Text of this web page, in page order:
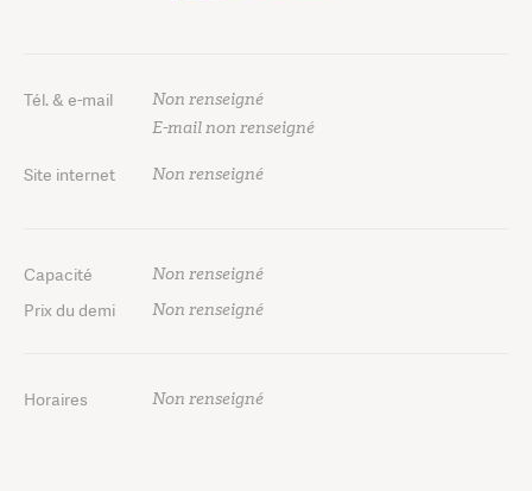
Tél. & e-mail
Non renseigné
E-mail non renseigné
Site internet Non renseigné
Capacité Non renseigné
Prix du demi Non renseigné
Horaires Non renseigné